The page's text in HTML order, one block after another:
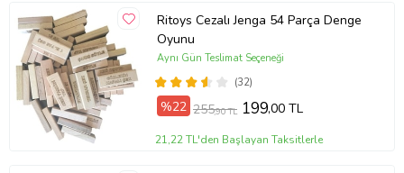
Ritoys Cezalı Jenga 54 Parça Denge
Oyunu
(32)
Aynı Gün Teslimat Seçeneği
%22 255,90 TL 199,00 TL
21,22 TL'den Başlayan Taksitlerle